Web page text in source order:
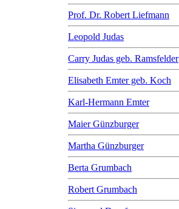
Prof. Dr. Robert Liefmann
Leopold Judas
Carry Judas geb. Ramsfelder
Elisabeth Emter geb. Koch
Karl-Hermann Emter
Maier Günzburger
Martha Günzburger
Berta Grumbach
Robert Grumbach